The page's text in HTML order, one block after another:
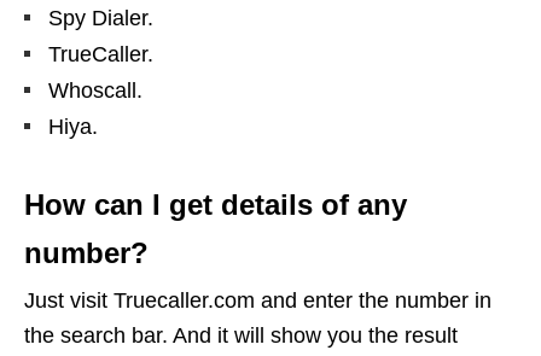
Spy Dialer.
TrueCaller.
Whoscall.
Hiya.
How can I get details of any
number?
Just visit Truecaller.com and enter the number in
the search bar. And it will show you the result